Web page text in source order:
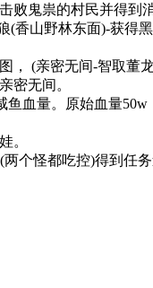
鬼祟的村民并得到消
山野林东面)-获得
(亲密无间-智取董
密无间。
量。原始血量50w
。
怪都吃控)得到任